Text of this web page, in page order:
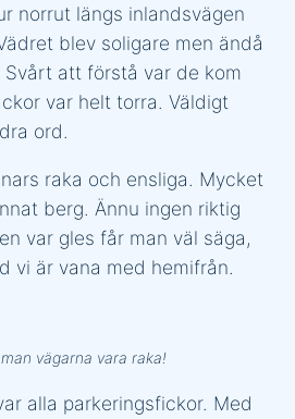
norrut längs inlandsvägen
blev soligare men ändå
att förstå var de kom
var helt torra. Väldigt
ord.
raka och ensliga. Mycket
berg. Ännu ingen riktig
var gles får man väl säga,
vi är vana med hemifrån.
vägarna vara raka!
alla parkeringsfickor. Med